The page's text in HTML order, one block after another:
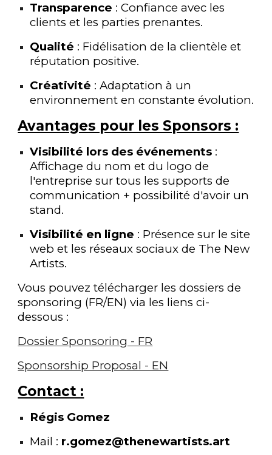
Transparence : Confiance avec les
clients et les parties prenantes.
Qualité : Fidélisation de la clientèle et
réputation positive.
Créativité : Adaptation à un
environnement en constante évolution.
Avantages pour les Sponsors :
Visibilité lors des événements :
Affichage du nom et du logo de
l'entreprise sur tous les supports de
communication + possibilité d'avoir un
stand.
Visibilité en ligne : Présence sur le site
web et les réseaux sociaux de The New
Artists.
Vous pouvez télécharger les dossiers de
sponsoring (FR/EN) via les liens ci-
dessous :
Dossier Sponsoring - FR
Sponsorship Proposal - EN
Contact :
Régis Gomez
Mail : r.gomez@thenewartists.art